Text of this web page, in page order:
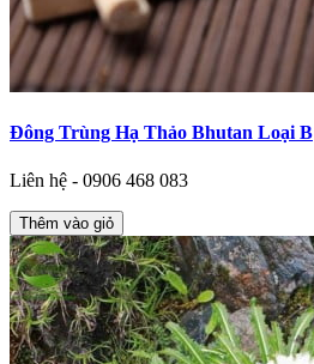
Đông Trùng Hạ Thảo Bhutan Loại B
Liên hệ - 0906 468 083
Thêm vào giỏ